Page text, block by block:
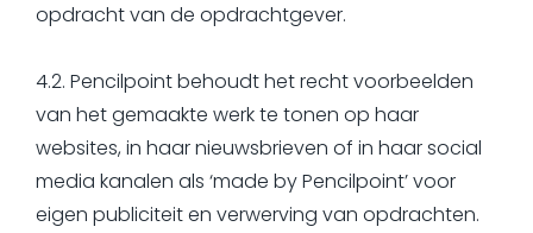
opdracht van de opdrachtgever.
4.2. Pencilpoint behoudt het recht voorbeelden
van het gemaakte werk te tonen op haar
websites, in haar nieuwsbrieven of in haar social
media kanalen als ‘made by Pencilpoint’ voor
eigen publiciteit en verwerving van opdrachten.